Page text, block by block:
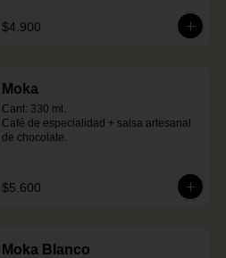
$4.900
Moka
Cant: 330 ml.
Café de especialidad + salsa artesanal
de chocolate.
$5.600
Moka Blanco